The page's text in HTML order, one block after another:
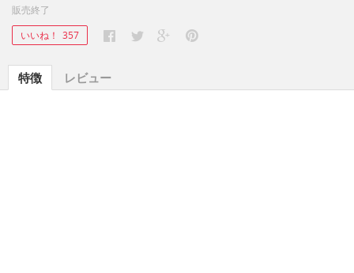
販売終了
いいね！ 357
特徴 レビュー